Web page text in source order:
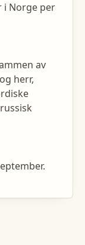
i Norge per
av
herr,